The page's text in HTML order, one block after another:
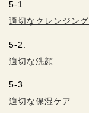
適切なクレンジング
適切な洗顔
適切な保湿ケア